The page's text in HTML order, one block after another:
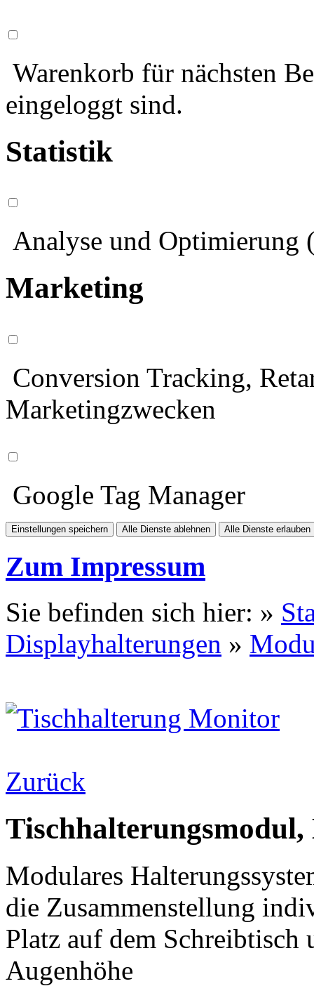
Warenkorb für nächsten
eingeloggt sind.
Statistik
Analyse und Optimierung
Marketing
Conversion Tracking,
Marketingzwecken
Google Tag Manager
Einstellungen speichern Alle Dienste ablehnen Alle Dienste erlauben
Zum Impressum
Sie befinden sich hier: »
Displayhalterungen »
Zurück
Tischhalterungsmodul,
Modulares
die Zusammenstellung
Platz auf dem
Augenhöhe